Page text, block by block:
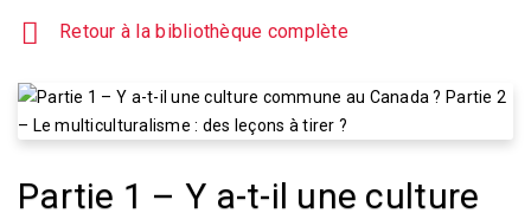
Retour à la bibliothèque complète
Partie 1 – Y a-t-il une culture